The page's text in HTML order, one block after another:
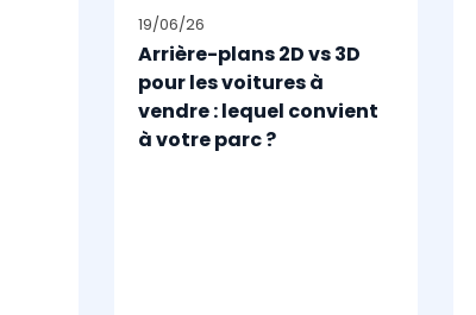
19/06/26
Arrière-plans 2D vs 3D
pour les voitures à
vendre : lequel convient
à votre parc ?